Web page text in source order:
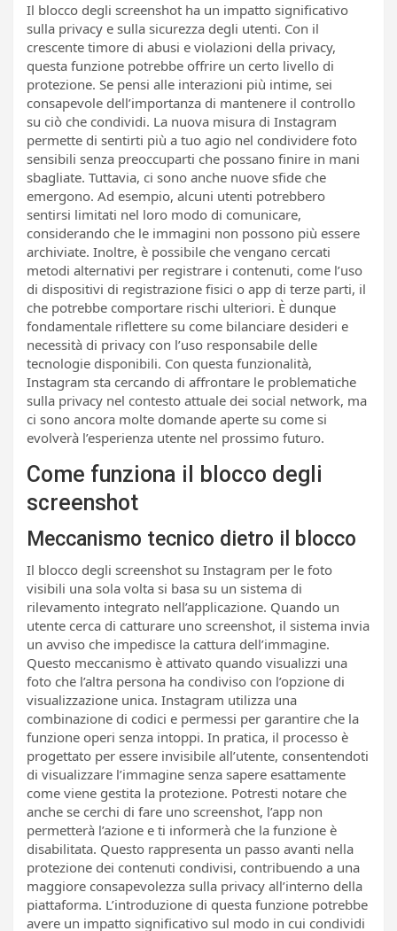
Il blocco degli screenshot ha un impatto significativo
sulla privacy e sulla sicurezza degli utenti. Con il
crescente timore di abusi e violazioni della privacy,
questa funzione potrebbe offrire un certo livello di
protezione. Se pensi alle interazioni più intime, sei
consapevole dell’importanza di mantenere il controllo
su ciò che condividi. La nuova misura di Instagram
permette di sentirti più a tuo agio nel condividere foto
sensibili senza preoccuparti che possano finire in mani
sbagliate. Tuttavia, ci sono anche nuove sfide che
emergono. Ad esempio, alcuni utenti potrebbero
sentirsi limitati nel loro modo di comunicare,
considerando che le immagini non possono più essere
archiviate. Inoltre, è possibile che vengano cercati
metodi alternativi per registrare i contenuti, come l’uso
di dispositivi di registrazione fisici o app di terze parti, il
che potrebbe comportare rischi ulteriori. È dunque
fondamentale riflettere su come bilanciare desideri e
necessità di privacy con l’uso responsabile delle
tecnologie disponibili. Con questa funzionalità,
Instagram sta cercando di affrontare le problematiche
sulla privacy nel contesto attuale dei social network, ma
ci sono ancora molte domande aperte su come si
evolverà l’esperienza utente nel prossimo futuro.
Come funziona il blocco degli
screenshot
Meccanismo tecnico dietro il blocco
Il blocco degli screenshot su Instagram per le foto
visibili una sola volta si basa su un sistema di
rilevamento integrato nell’applicazione. Quando un
utente cerca di catturare uno screenshot, il sistema invia
un avviso che impedisce la cattura dell’immagine.
Questo meccanismo è attivato quando visualizzi una
foto che l’altra persona ha condiviso con l’opzione di
visualizzazione unica. Instagram utilizza una
combinazione di codici e permessi per garantire che la
funzione operi senza intoppi. In pratica, il processo è
progettato per essere invisibile all’utente, consentendoti
di visualizzare l’immagine senza sapere esattamente
come viene gestita la protezione. Potresti notare che
anche se cerchi di fare uno screenshot, l’app non
permetterà l’azione e ti informerà che la funzione è
disabilitata. Questo rappresenta un passo avanti nella
protezione dei contenuti condivisi, contribuendo a una
maggiore consapevolezza sulla privacy all’interno della
piattaforma. L’introduzione di questa funzione potrebbe
avere un impatto significativo sul modo in cui condividi